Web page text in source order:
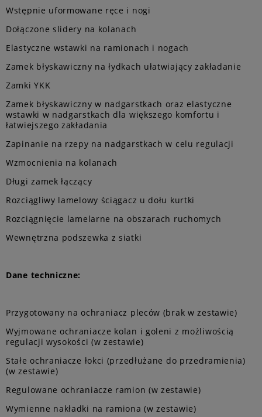
Wstępnie uformowane ręce i nogi
Dołączone slidery na kolanach
Elastyczne wstawki na ramionach i nogach
Zamek błyskawiczny na łydkach ułatwiający zakładanie
Zamki YKK
Zamek błyskawiczny w nadgarstkach oraz elastyczne
wstawki w nadgarstkach dla większego komfortu i
łatwiejszego zakładania
Zapinanie na rzepy na nadgarstkach w celu regulacji
Wzmocnienia na kolanach
Długi zamek łączący
Rozciągliwy lamelowy ściągacz u dołu kurtki
Rozciągnięcie lamelarne na obszarach ruchomych
Wewnętrzna podszewka z siatki
Dane techniczne:
Przygotowany na ochraniacz pleców (brak w zestawie)
Wyjmowane ochraniacze kolan i goleni z możliwością
regulacji wysokości (w zestawie)
Stałe ochraniacze łokci (przedłużane do przedramienia)
(w zestawie)
Regulowane ochraniacze ramion (w zestawie)
Wymienne nakładki na ramiona (w zestawie)